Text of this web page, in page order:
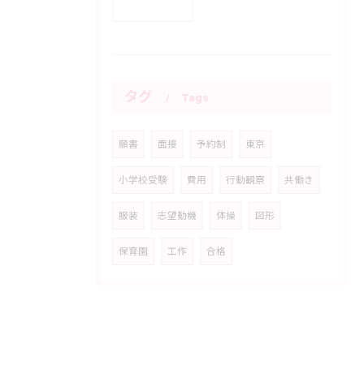
タグ Tags
願書 面接 予約制 東京
小学校受験 費用 行動観察 共働き
服装 志望動機 体操 図形
保育園 工作 合格